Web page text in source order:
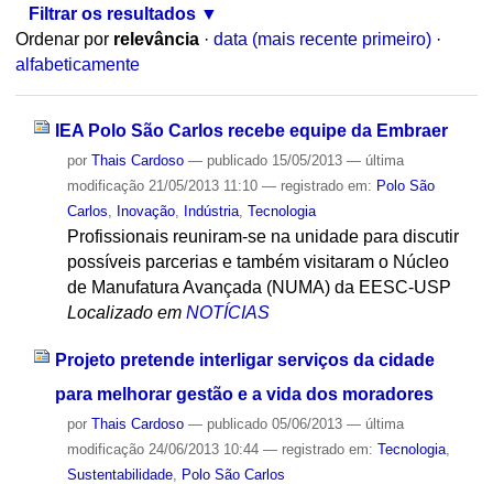
Filtrar os resultados
Ordenar por relevância · data (mais recente primeiro) ·
alfabeticamente
IEA Polo São Carlos recebe equipe da Embraer
por Thais Cardoso — publicado15/05/2013 — última
modificação21/05/2013 11:10 — registrado em: Polo São
Carlos
Inovação, Indústria, Tecnologia
Profissionais reuniram-se na unidade para discutir
possíveis parcerias e também visitaram o Núcleo
de Manufatura Avançada (NUMA) da EESC-USP
Localizado em NOTÍCIAS
Projeto pretende interligar serviços da cidade
para melhorar gestão e a vida dos moradores
por Thais Cardoso — publicado05/06/2013 — última
modificação24/06/2013 10:44 — registrado em: Tecnologia,
Sustentabilidade, Polo São Carlos